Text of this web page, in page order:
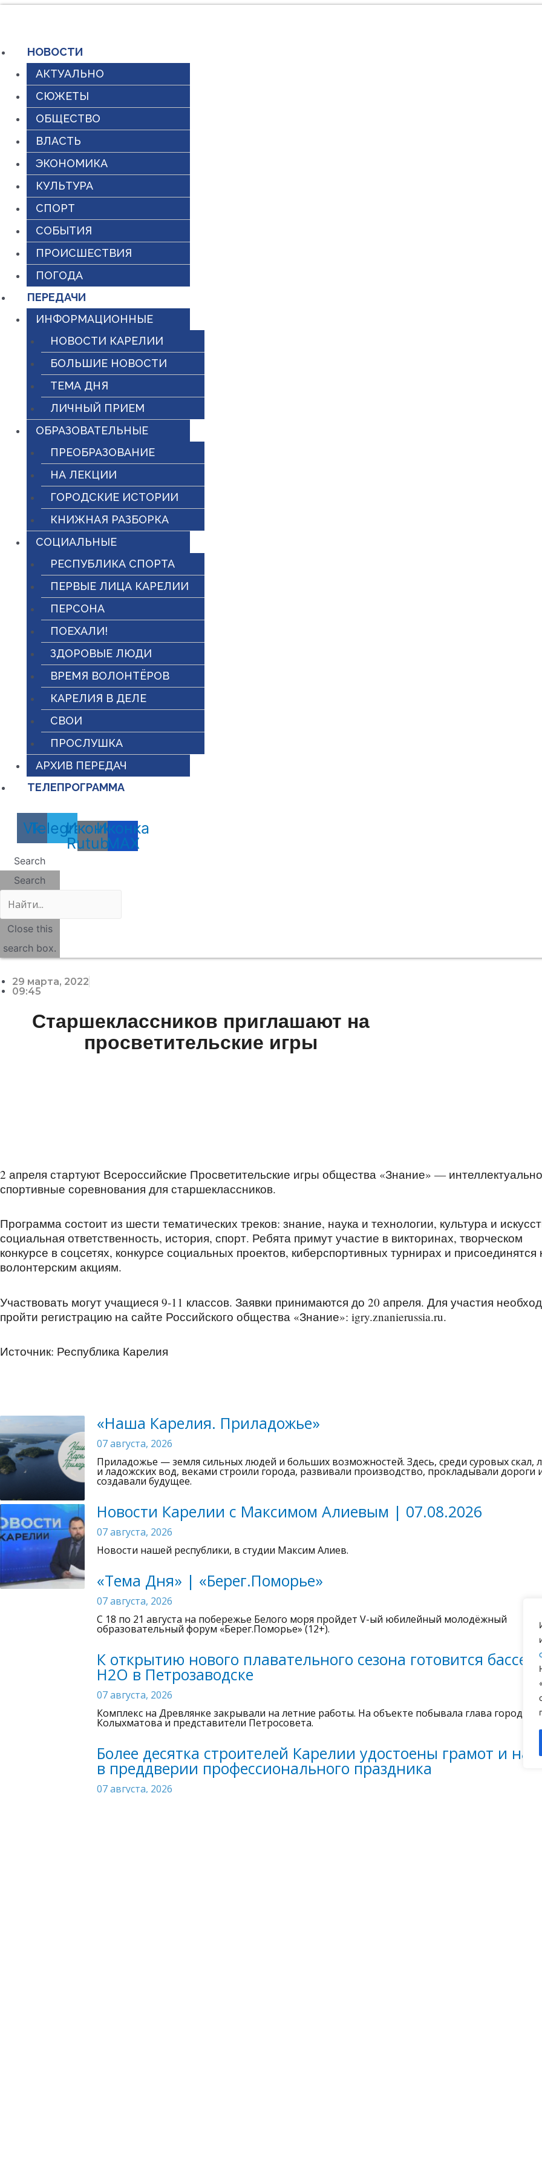
содержимому
НОВОСТИ
АКТУАЛЬНО
СЮЖЕТЫ
ОБЩЕСТВО
ВЛАСТЬ
ЭКОНОМИКА
КУЛЬТУРА
СПОРТ
СОБЫТИЯ
ПРОИСШЕСТВИЯ
ПОГОДА
ПЕРЕДАЧИ
ИНФОРМАЦИОННЫЕ
НОВОСТИ КАРЕЛИИ
БОЛЬШИЕ НОВОСТИ
ТЕМА ДНЯ
ЛИЧНЫЙ ПРИЕМ
ОБРАЗОВАТЕЛЬНЫЕ
ПРЕОБРАЗОВАНИЕ
НА ЛЕКЦИИ
ГОРОДСКИЕ ИСТОРИИ
КНИЖНАЯ РАЗБОРКА
СОЦИАЛЬНЫЕ
РЕСПУБЛИКА СПОРТА
ПЕРВЫЕ ЛИЦА КАРЕЛИИ
ПЕРСОНА
ПОЕХАЛИ!
ЗДОРОВЫЕ ЛЮДИ
ВРЕМЯ ВОЛОНТЁРОВ
КАРЕЛИЯ В ДЕЛЕ
СВОИ
ПРОСЛУШКА
АРХИВ ПЕРЕДАЧ
ТЕЛЕПРОГРАММА
Vk
Telegram
Иконка
Rutube
Иконка
MAX
Search
Search
Close this
search box.
29 марта, 2022
09:45
Старшеклассников приглашают на
просветительские игры
2 апреля стартуют Всероссийские Просветительские игры общества «Знание» —
спортивные соревнования для старшеклассников.
Программа состоит из шести тематических треков: знание, наука и технологии, культура и
социальная ответственность, история, спорт. Ребята примут участие в викторинах, творческом
конкурсе в соцсетях, конкурсе социальных проектов, киберспортивных турнирах и присоединятся
волонтерским акциям.
Участвовать могут учащиеся 9-11 классов. Заявки принимаются до 20 апреля. Для участия
пройти регистрацию на сайте Российского общества «Знание»: igry.znanierussia.ru.
Источник: Республика Карелия
«Наша Карелия. Приладожье»
07 августа, 2026
Приладожье — земля сильных людей и больших возможностей. Здесь, среди суровых скал,
и ладожских вод, веками строили города, развивали производство, прокладывали дороги
создавали будущее.
Новости Карелии с Максимом Алиевым | 07.08.2026
07 августа, 2026
Новости нашей республики, в студии Максим Алиев.
«Тема Дня» | «Берег.Поморье»
07 августа, 2026
С 18 по 21 августа на побережье Белого моря пройдет V-ый юбилейный молодёжный
образовательный форум «Берег.Поморье» (12+).
К открытию нового плавательного сезона готовится
H2О в Петрозаводске
07 августа, 2026
Комплекс на Древлянке закрывали на летние работы. На объекте побывала глава города
Колыхматова и представители Петросовета.
Более десятка строителей Карелии удостоены грамот и
в преддверии профессионального праздника
07 августа, 2026